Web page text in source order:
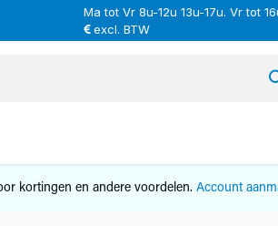
Ma tot Vr 8u-12u 13u-17u. Vr tot
excl. BTW
kortingen en andere voordelen. Account